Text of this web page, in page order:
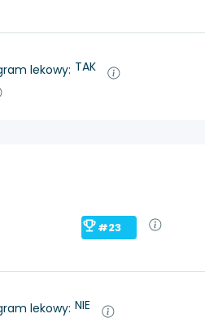
lekowy: TAK
#23
lekowy: NIE